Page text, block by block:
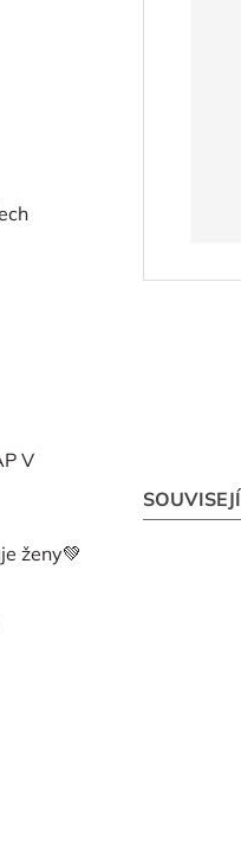
V
ženy💚